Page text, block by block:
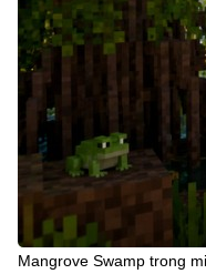
Mangrove Swamp trong